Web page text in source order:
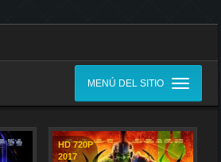
MENÚ DEL SITIO
HD 720P
2017